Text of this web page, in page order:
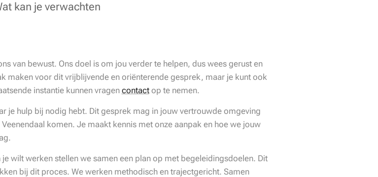
kan je verwachten
van bewust. Ons doel is om jou verder te helpen, dus wees gerust en
maken voor dit vrijblijvende en oriënterende gesprek, maar je kunt ook
instantie kunnen vragen contactop te nemen.
je hulp bij nodig hebt. Dit gesprek mag in jouw vertrouwde omgeving
komen. Je maakt kennis met onze aanpak en hoe we jouw
wilt werken stellen we samen een plan op met begeleidingsdoelen. Dit
bij dit proces. We werken methodisch en trajectgericht. Samen